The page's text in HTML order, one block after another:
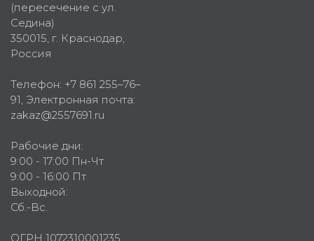
(пересечение с ул.
Седина)
350015, г. Краснодар,
Россия
Телефон: +7 861 255–76–
91, Электронная почта:
zakaz@2557691.ru
Рабочие дни:
9:00 - 17:00 Пн-Чт
9:00 - 16:00 Пт
Выходной:
Сб.-Вс.
ОГРН 1072310001235